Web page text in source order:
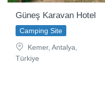
Güneş Karavan Hotel
Camping Site
Kemer, Antalya,
Türkiye